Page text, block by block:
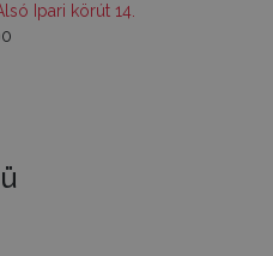
Ipari körút 14.